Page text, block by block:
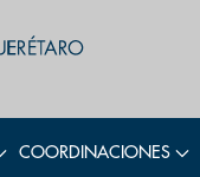
COORDINACIONES